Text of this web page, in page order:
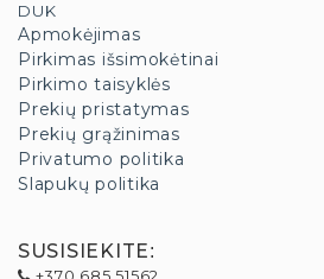
DUK
Apmokėjimas
Pirkimas išsimokėtinai
Pirkimo taisyklės
Prekių pristatymas
Prekių grąžinimas
Privatumo politika
Slapukų politika
SUSISIEKITE: